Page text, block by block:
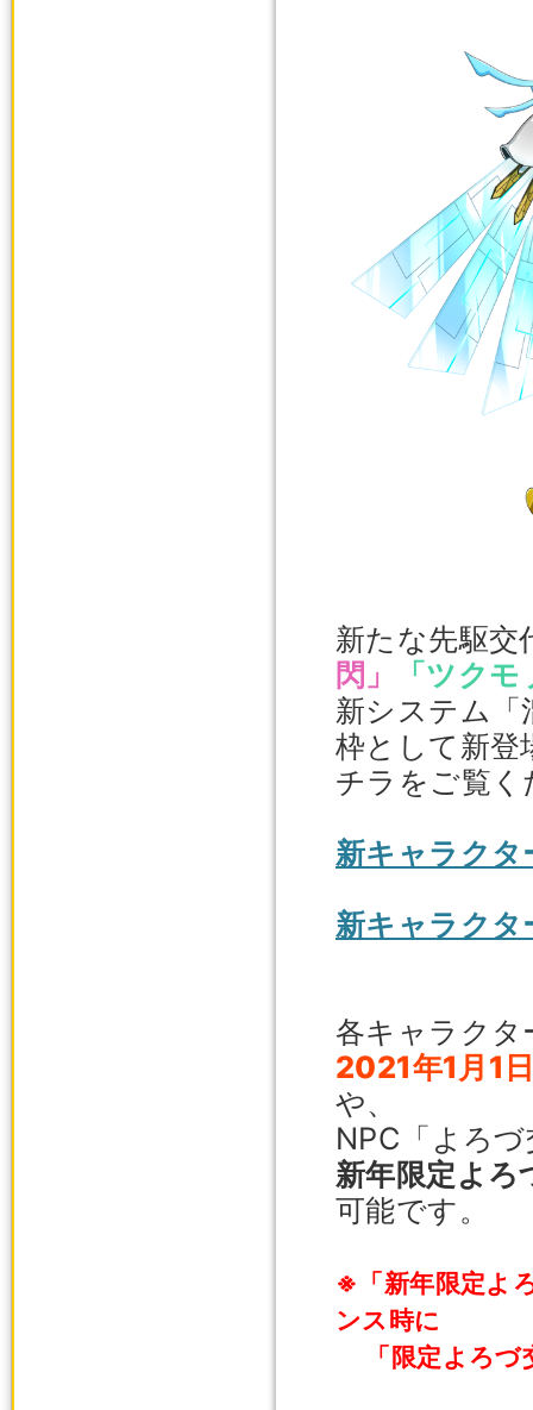
新たな先駆交
閃」
「ツク
新システム「
枠として新登
チラをご覧く
新キャラクタ
新キャラクタ
各キャラクタ
2021年1月1
や、
NPC「よろ
新年限定よ
可能です。
※「新年限定よ
ンス時に
「限定よろ